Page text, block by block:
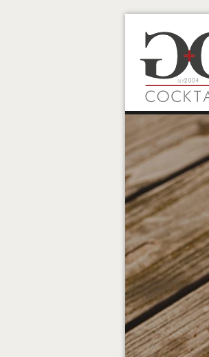
Navigation